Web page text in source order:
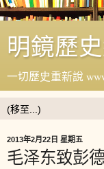
明鏡歷
一切歷史重新說
2013年2月22日 星期五
毛泽东致彭